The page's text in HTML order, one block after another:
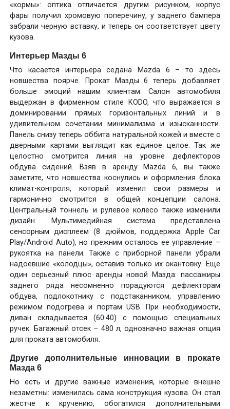
«кормы»: оптика отличается другим рисунком, корпус
фары получил хромовую поперечину, у заднего бампера
забрали черную вставку, и теперь он соответствует цвету
кузова.
Интерьер Мазды 6
Что касается интерьера седана Mazda 6 – то здесь
новшества поярче. Прокат Мазды 6 теперь добавляет
больше эмоций нашим клиентам. Салон автомобиля
выдержан в фирменном стиле KODO, что выражается в
доминировании прямых горизонтальных линий и в
удивительном сочетании минимализма и изысканности.
Панель снизу теперь оббита натуральной кожей и вместе с
дверными картами выглядит как единое целое. Так же
целостно смотрится линия на уровне дефлекторов
обдува сидений. Взяв в аренду Mazda 6, вы также
заметите, что новшества коснулись и оформления блока
климат-контроля, который изменил свои размеры и
гармонично смотрится в общей концепции салона.
Центральный тоннель и рулевое колесо также изменили
дизайн. Мультимедийная система представлена
сенсорным дисплеем (8 дюймов, поддержка Apple Car
Play/Android Auto), но прежним осталось ее управление –
рукоятка на панели. Также с приборной панели убрали
надоевшие «колодцы», оставив только их окантовку. Еще
один серьезный плюс аренды новой Мазда: пассажиры
заднего ряда несомненно порадуются дефлекторам
обдува, подлокотнику с подстаканником, управлению
режимом подогрева и портам USB. При необходимости,
диван складывается (60:40) с помощью специальных
ручек. Багажный отсек – 480 л, однозначно важная опция
для проката автомобиля.
Другие дополнительные инновации в прокате
Мазда 6
Но есть и другие важные изменения, которые внешне
незаметны: изменилась сама конструкция кузова. Он стал
жестче к кручению, обогатился дополнительными